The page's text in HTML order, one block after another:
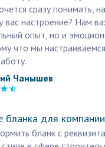
сразу понимать,
вас настроение? Нам
опыт, но и
что мы
Чанышев
бланка для компании
бланк с